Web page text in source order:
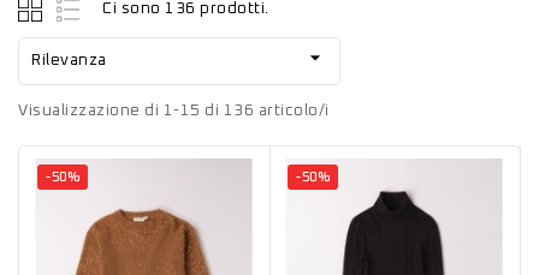
Ci sono 136 prodotti.
Rilevanza 
Visualizzazione di 1-15 di 136 articolo/i
-50% -50%